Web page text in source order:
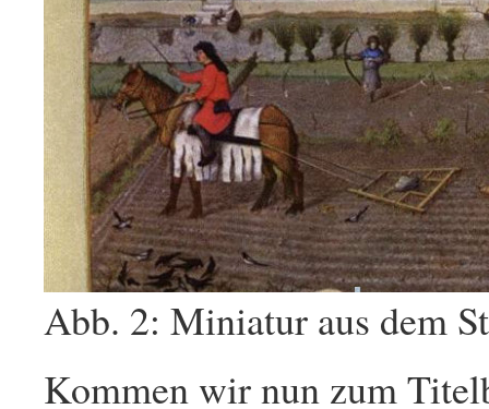
Abb. 2: Miniatur aus dem
Kommen wir nun zum